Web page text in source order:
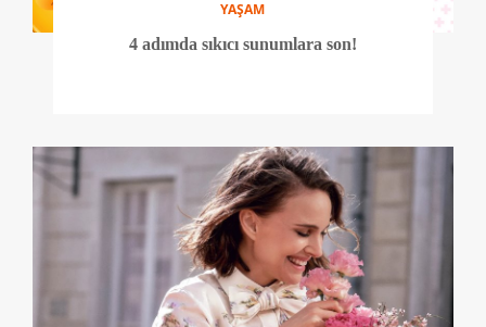
YAŞAM
4 adımda sıkıcı sunumlara son!